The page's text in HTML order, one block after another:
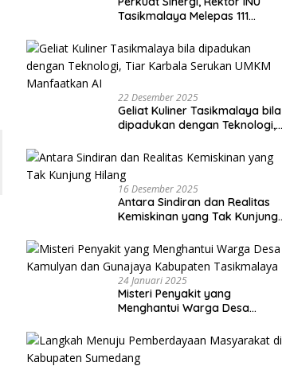
Tasikmalaya Melepas 111
22 Desember 2025
Geliat Kuliner Tasikmalaya bila
dipadukan dengan Teknologi,
Manfaatkan AI
16 Desember 2025
Antara Sindiran dan Realitas
Kemiskinan yang Tak Kunjung
24 Januari 2025
Misteri Penyakit yang
Menghantui Warga Desa
Kabupaten Tasikmalaya